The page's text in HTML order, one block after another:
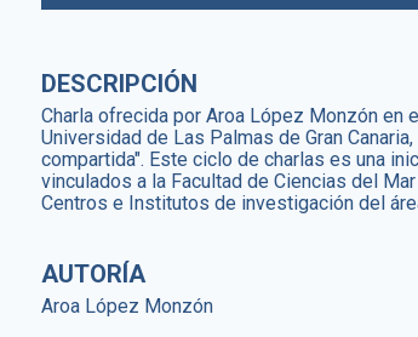
DESCRIPCIÓN
Charla ofrecida por Aroa López Monzón en
Universidad de Las Palmas de Gran
compartida". Este ciclo de charlas es una
vinculados a la Facultad de Ciencias del
Centros e Institutos de investigación del
AUTORÍA
Aroa López Monzón